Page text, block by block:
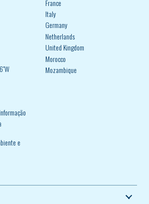
e
France
Italy
Germany
Netherlands
United Kingdom
Morocco
Mozambique